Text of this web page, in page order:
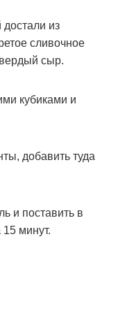
из
сливочное
сыр.
кубиками и
добавить туда
и поставить в
15 минут.